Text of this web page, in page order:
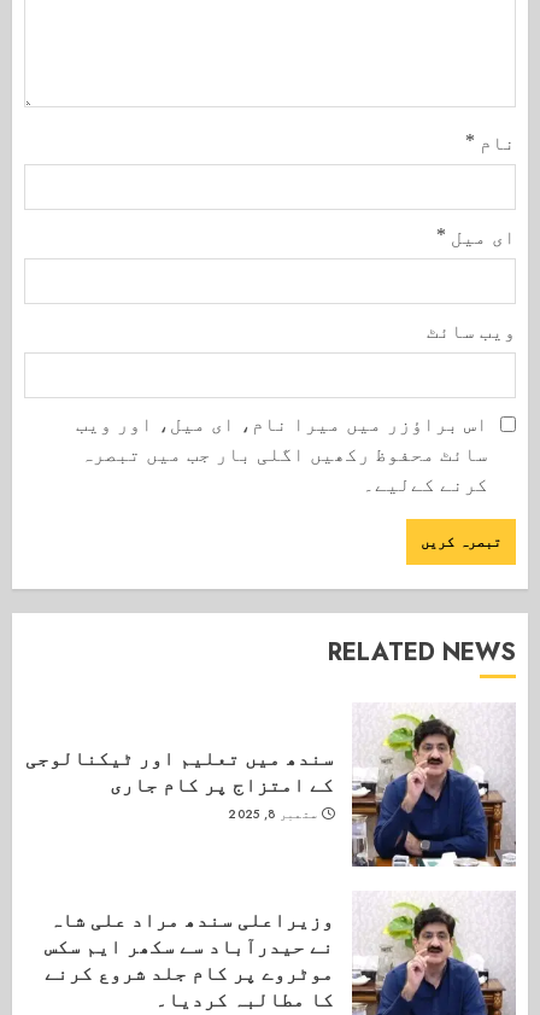
نام *
ای میل *
ویب‌ سائٹ
اس براؤزر میں میرا نام، ای میل، اور ویب
سائٹ محفوظ رکھیں اگلی بار جب میں تبصرہ
کرنے کےلیے۔
RELATED NEWS
سندھ میں تعلیم اور ٹیکنالوجی
کے امتزاج پر کام جاری
ستمبر 8, 2025
وزیراعلی سندھ مراد علی شاہ
نے حیدرآباد سے سکھر ایم سکس
موٹروے پر کام جلد شروع کرنے
کا مطالبہ کردیا۔